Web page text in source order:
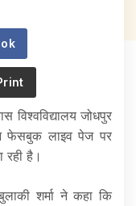
विश्वविद्यालय जोधपुर
फेसबुक लाइव पेज पर
रही है।
शर्मा ने कहा कि